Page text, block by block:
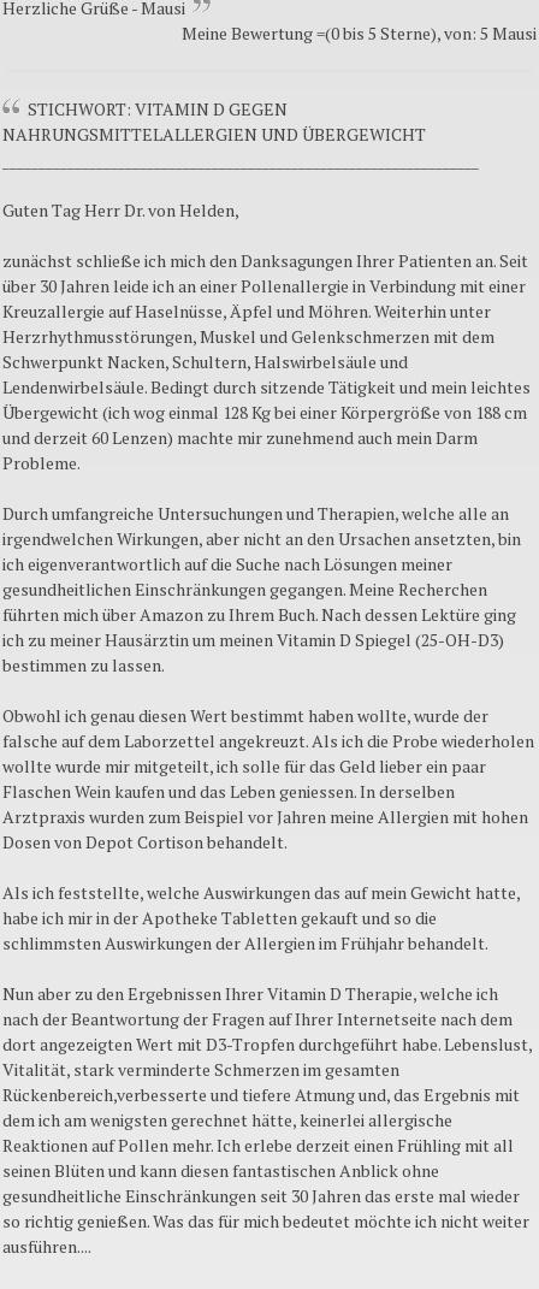
Herzliche Grüße - Mausi
Meine Bewertung =(0 bis 5 Sterne), von: 5 Mausi
STICHWORT: VITAMIN D GEGEN
NAHRUNGSMITTELALLERGIEN UND ÜBERGEWICHT
Guten Tag Herr Dr. von Helden,
zunächst schließe ich mich den Danksagungen Ihrer Patienten an. Seit
über 30 Jahren leide ich an einer Pollenallergie in Verbindung mit einer
Kreuzallergie auf Haselnüsse, Äpfel und Möhren. Weiterhin unter
Herzrhythmusstörungen, Muskel und Gelenkschmerzen mit dem
Schwerpunkt Nacken, Schultern, Halswirbelsäule und
Lendenwirbelsäule. Bedingt durch sitzende Tätigkeit und mein leichtes
Übergewicht (ich wog einmal 128 Kg bei einer Körpergröße von 188 cm
und derzeit 60 Lenzen) machte mir zunehmend auch mein Darm
Probleme.
Durch umfangreiche Untersuchungen und Therapien, welche alle an
irgendwelchen Wirkungen, aber nicht an den Ursachen ansetzten, bin
ich eigenverantwortlich auf die Suche nach Lösungen meiner
gesundheitlichen Einschränkungen gegangen. Meine Recherchen
führten mich über Amazon zu Ihrem Buch. Nach dessen Lektüre ging
ich zu meiner Hausärztin um meinen Vitamin D Spiegel (25-OH-D3)
bestimmen zu lassen.
Obwohl ich genau diesen Wert bestimmt haben wollte, wurde der
falsche auf dem Laborzettel angekreuzt. Als ich die Probe wiederholen
wollte wurde mir mitgeteilt, ich solle für das Geld lieber ein paar
Flaschen Wein kaufen und das Leben geniessen. In derselben
Arztpraxis wurden zum Beispiel vor Jahren meine Allergien mit hohen
Dosen von Depot Cortison behandelt.
Als ich feststellte, welche Auswirkungen das auf mein Gewicht hatte,
habe ich mir in der Apotheke Tabletten gekauft und so die
schlimmsten Auswirkungen der Allergien im Frühjahr behandelt.
Nun aber zu den Ergebnissen Ihrer Vitamin D Therapie, welche ich
nach der Beantwortung der Fragen auf Ihrer Internetseite nach dem
dort angezeigten Wert mit D3-Tropfen durchgeführt habe. Lebenslust,
Vitalität, stark verminderte Schmerzen im gesamten
Rückenbereich,verbesserte und tiefere Atmung und, das Ergebnis mit
dem ich am wenigsten gerechnet hätte, keinerlei allergische
Reaktionen auf Pollen mehr. Ich erlebe derzeit einen Frühling mit all
seinen Blüten und kann diesen fantastischen Anblick ohne
gesundheitliche Einschränkungen seit 30 Jahren das erste mal wieder
so richtig genießen. Was das für mich bedeutet möchte ich nicht weiter
ausführen....